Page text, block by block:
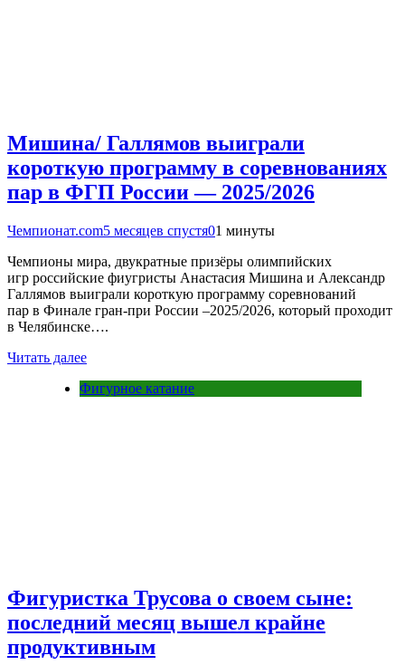
Мишина/ Галлямов выиграли
короткую программу в соревнованиях
пар в ФГП России — 2025/2026
Чемпионат.com5 месяцев спустя01 минуты
Чемпионы мира, двукратные призёры олимпийских
игр российские фиугристы Анастасия Мишина и Александр
Галлямов выиграли короткую программу соревнований
пар в Финале гран-при России –2025/2026, который проходит
в Челябинске….
Читать далее
Фигурное катание
Фигуристка Трусова о своем сыне:
последний месяц вышел крайне
продуктивным